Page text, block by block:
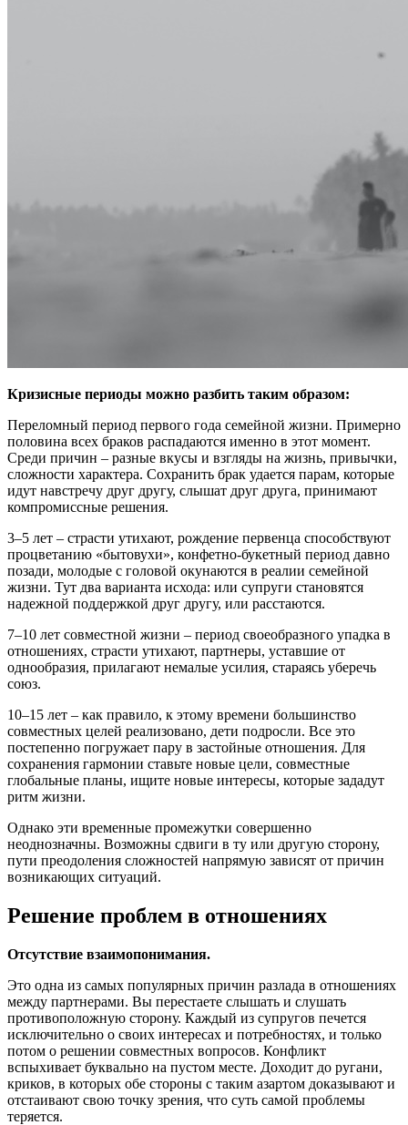
Кризисные периоды можно разбить таким образом:
Переломный период первого года семейной жизни. Примерно
половина всех браков распадаются именно в этот момент.
Среди причин – разные вкусы и взгляды на жизнь, привычки,
сложности характера. Сохранить брак удается парам, которые
идут навстречу друг другу, слышат друг друга, принимают
компромиссные решения.
3–5 лет – страсти утихают, рождение первенца способствуют
процветанию «бытовухи», конфетно-букетный период давно
позади, молодые с головой окунаются в реалии семейной
жизни. Тут два варианта исхода: или супруги становятся
надежной поддержкой друг другу, или расстаются.
7–10 лет совместной жизни – период своеобразного упадка в
отношениях, страсти утихают, партнеры, уставшие от
однообразия, прилагают немалые усилия, стараясь уберечь
союз.
10–15 лет – как правило, к этому времени большинство
совместных целей реализовано, дети подросли. Все это
постепенно погружает пару в застойные отношения. Для
сохранения гармонии ставьте новые цели, совместные
глобальные планы, ищите новые интересы, которые зададут
ритм жизни.
Однако эти временные промежутки совершенно
неоднозначны. Возможны сдвиги в ту или другую сторону,
пути преодоления сложностей напрямую зависят от причин
возникающих ситуаций.
Решение проблем в отношениях
Отсутствие взаимопонимания.
Это одна из самых популярных причин разлада в отношениях
между партнерами. Вы перестаете слышать и слушать
противоположную сторону. Каждый из супругов печется
исключительно о своих интересах и потребностях, и только
потом о решении совместных вопросов. Конфликт
вспыхивает буквально на пустом месте. Доходит до ругани,
криков, в которых обе стороны с таким азартом доказывают и
отстаивают свою точку зрения, что суть самой проблемы
теряется.